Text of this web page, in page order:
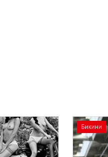
Бикини